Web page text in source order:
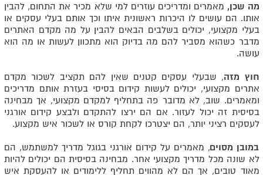
מה שכן, מאמרים ומדריכים עוזרים למי שלא מכיר את התחום, להבין
אותו. הם עושים לו היכרות ראשונית איתו וכך אותם בעלי עסקים או
בעלי מקצועי, יכולים בשלבים הבאים להבין על מה מקדם האתרים
מדבר כשהוא מסביר להם מה בדיוק הוא מתכוון לעשות או מה הוא
עושה.
חוץ מזה, שבעלי עסקים קטנים שאין להם תקציב לשכור מקדם
אתרים מקצועי, יכולים לעשות קידום בסיסי בעזרת אותם מדריכים
ומאמרים. שוב, לא מדובר פה בתחליף למקדם מקצועי, אך מבחינה
בסיסית זה יכול לעזור. אם הם ירצו להתקדם ולבצע קידום אורגני
לעסקים רציני יותר, הם יצטרכו לקחת קורס או לשכור איש מקצוע.
במובן מסוים, מאמרים על קידום אורגני בגוגל מדריך למשתמש, הם
לא שונה מכל מדריך מקצועי אחר. מבחינה בסיסית הם יכולים להיות
מאוד טובים, אך הם לא מהווים תחליף ללימודים או להעסקת איש